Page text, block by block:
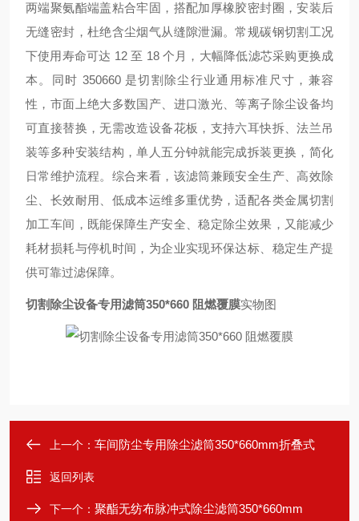
两端聚氨酯端盖粘合牢固，搭配加厚橡胶密封圈，安装后
无缝密封，杜绝含尘烟气从缝隙泄漏。常规碳钢切割工况
下使用寿命可达 12 至 18 个月，大幅降低滤芯采购更换成
本。同时 350660 是切割除尘行业通用标准尺寸，兼容
性，市面上绝大多数国产、进口激光、等离子除尘设备均
可直接替换，无需改造设备花板，支持六耳快拆、法兰吊
装等多种安装结构，单人五分钟就能完成拆装更换，简化
日常维护流程。综合来看，该滤筒兼顾安全生产、高效除
尘、长效耐用、低成本运维多重优势，适配各类金属切割
加工车间，既能保障生产安全、稳定除尘效果，又能减少
耗材损耗与停机时间，为企业实现环保达标、稳定生产提
供可靠过滤保障。
切割除尘设备专用滤筒350*660 阻燃覆膜实物图
上一个： 车间防尘专用除尘滤筒350*660mm折叠式
返回列表
下一个： 聚酯无纺布脉冲式除尘滤筒350*660mm